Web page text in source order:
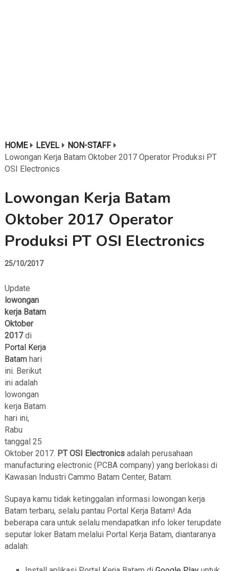
HOME LEVEL
NON-STAFF
Lowongan Kerja Batam Oktober 2017 Operator Produksi PT
OSI Electronics
Lowongan Kerja Batam
Oktober 2017 Operator
Produksi PT OSI Electronics
25/10/2017
Update
lowongan
kerja Batam
Oktober
2017di
Portal Kerja
Batamhari
ini. Berikut
ini adalah
lowongan
kerja Batam
hari ini,
Rabu
tanggal 25
Oktober 2017. PT OSI Electronicsadalah perusahaan
manufacturing electronic (PCBA company) yang berlokasi di
Kawasan Industri Cammo Batam Center, Batam.
Supaya kamu tidak ketinggalan informasi lowongan kerja
Batam terbaru, selalu pantau Portal Kerja Batam! Ada
beberapa cara untuk selalu mendapatkan info loker terupdate
seputar loker Batam melalui Portal Kerja Batam, diantaranya
adalah: